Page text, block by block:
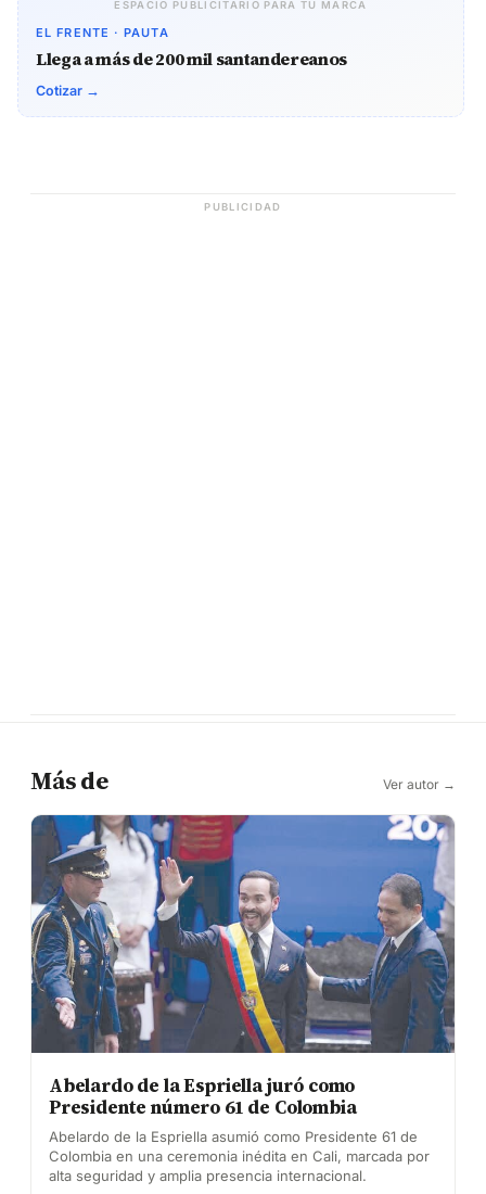
ESPACIO PUBLICITARIO PARA TU MARCA
EL FRENTE · PAUTA
Llega a más de 200 mil santandereanos
Cotizar →
PUBLICIDAD
Más de Ver autor →
Abelardo de la Espriella juró como
Presidente número 61 de Colombia
Abelardo de la Espriella asumió como Presidente 61 de
Colombia en una ceremonia inédita en Cali, marcada por
alta seguridad y amplia presencia internacional.